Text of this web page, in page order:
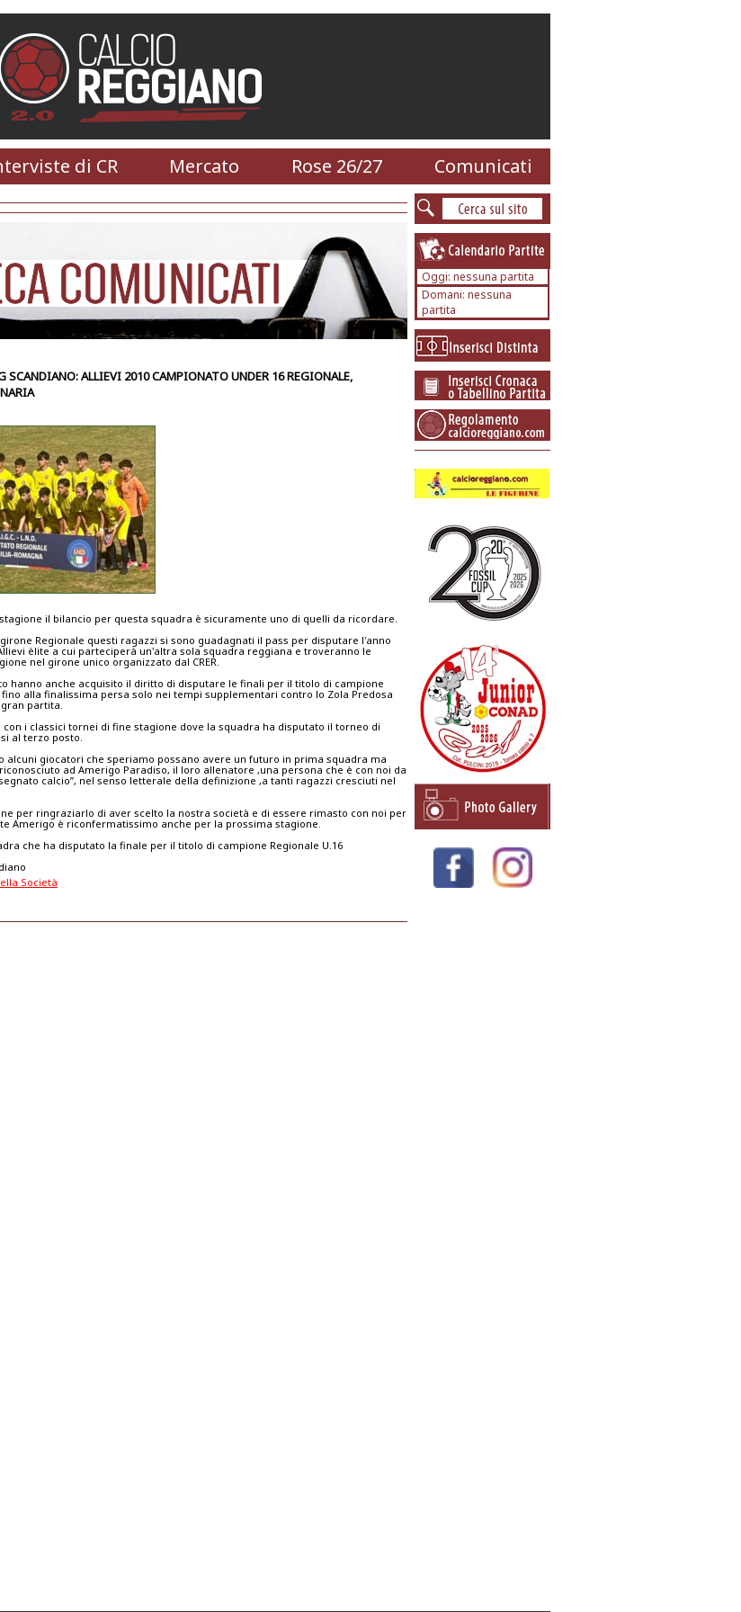
di CR Mercato Rose 26/27 Comunicati
ALLIEVI 2010 CAMPIONATO UNDER 16 REGIONALE,
stagione il bilancio per questa squadra è sicuramente uno di quelli da ricordare.
Regionale questi ragazzi si sono guadagnati il pass per disputare l'anno
èlite a cui parteciperà un'altra sola squadra reggiana e troveranno le
nel girone unico organizzato dal CRER.
hanno anche acquisito il diritto di disputare le finali per il titolo di campione
alla finalissima persa solo nei tempi supplementari contro lo Zola Predosa
partita.
i classici tornei di fine stagione dove la squadra ha disputato il torneo di
al terzo posto.
alcuni giocatori che speriamo possano avere un futuro in prima squadra ma
ad Amerigo Paradiso, il loro allenatore ,una persona che è con noi da
calcio”, nel senso letterale della definizione ,a tanti ragazzi cresciuti nel
per ringraziarlo di aver scelto la nostra società e di essere rimasto con noi per
Amerigo è riconfermatissimo anche per la prossima stagione.
che ha disputato la finale per il titolo di campione Regionale U.16
Società
Oggi: nessuna partita
Domani: nessuna
partita